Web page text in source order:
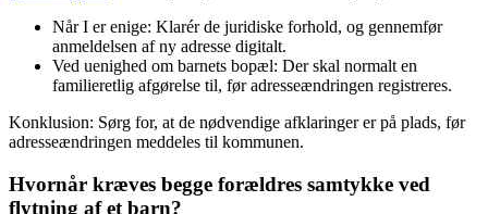
Når I er enige: Klarér de juridiske forhold, og gennemfør
anmeldelsen af ny adresse digitalt.
Ved uenighed om barnets bopæl: Der skal normalt en
familieretlig afgørelse til, før adresseændringen registreres.
Konklusion: Sørg for, at de nødvendige afklaringer er på plads, før
adresseændringen meddeles til kommunen.
Hvornår kræves begge forældres samtykke ved
flytning af et barn?